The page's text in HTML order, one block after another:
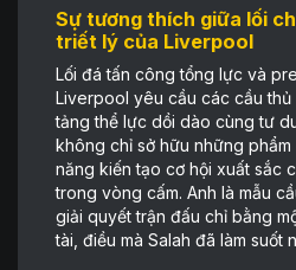
Sự tương thích giữa lối
triết lý của Liverpool
Lối đá tấn công tổng lực và
Liverpool yêu cầu các cầu
tảng thể lực dồi dào cùng tư
không chỉ sở hữu những
năng kiến tạo cơ hội xuất sắc
trong vòng cấm. Anh là mẫu
giải quyết trận đấu chỉ bằng
tài, điều mà Salah đã làm suốt